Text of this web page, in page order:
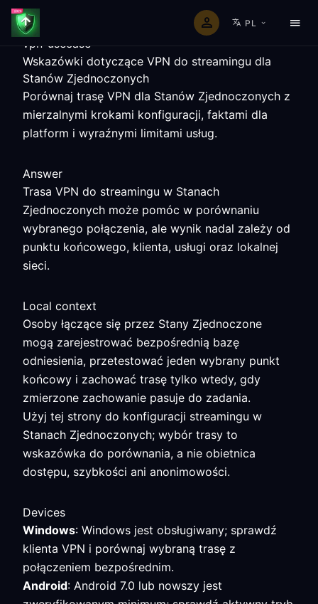
PL
vpn-usecase
Wskazówki dotyczące VPN do streamingu dla
Stanów Zjednoczonych
Porównaj trasę VPN dla Stanów Zjednoczonych z
mierzalnymi krokami konfiguracji, faktami dla
platform i wyraźnymi limitami usług.
Answer
Trasa VPN do streamingu w Stanach
Zjednoczonych może pomóc w porównaniu
wybranego połączenia, ale wynik nadal zależy od
punktu końcowego, klienta, usługi oraz lokalnej
sieci.
Local context
Osoby łączące się przez Stany Zjednoczone
mogą zarejestrować bezpośrednią bazę
odniesienia, przetestować jeden wybrany punkt
końcowy i zachować trasę tylko wtedy, gdy
zmierzone zachowanie pasuje do zadania.
Użyj tej strony do konfiguracji streamingu w
Stanach Zjednoczonych; wybór trasy to
wskazówka do porównania, a nie obietnica
dostępu, szybkości ani anonimowości.
Devices
Windows: Windows jest obsługiwany; sprawdź
klienta VPN i porównaj wybraną trasę z
połączeniem bezpośrednim.
Android: Android 7.0 lub nowszy jest